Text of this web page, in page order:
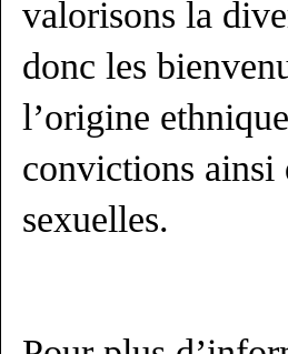
valorisons la
donc les
l’origine
convictions ainsi
sexuelles.